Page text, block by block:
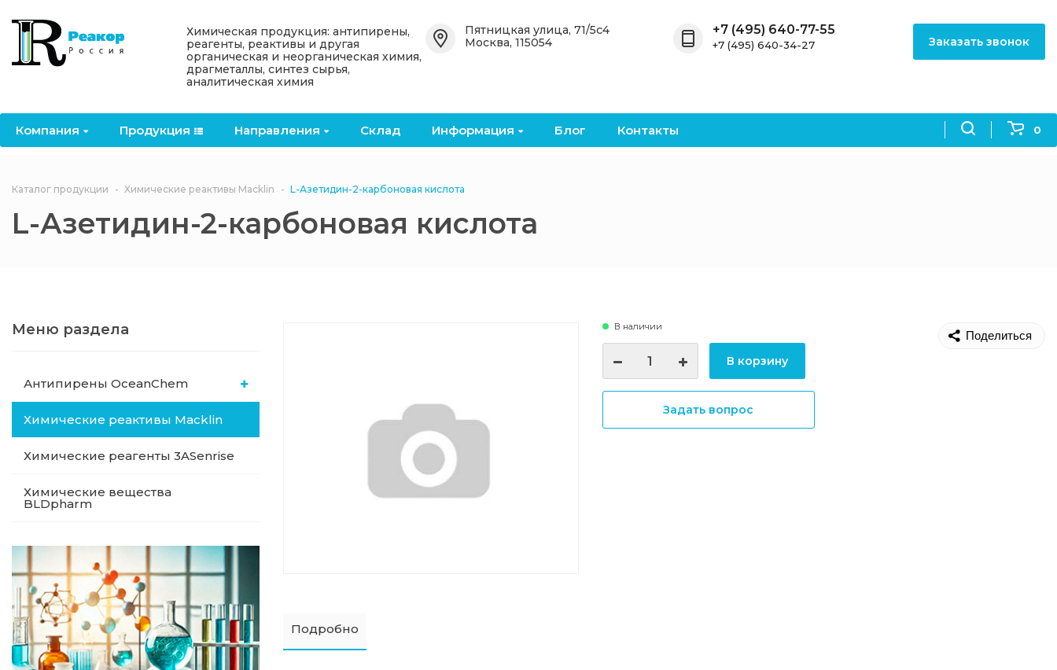
Компания Продукция Направления Склад Информация Блог Контакты
Назад
Компания
Лицензии
Документы
Филиалы
Назад
Продукция
OceanСhem
Антипирены OceanСhem
антипирены
органические антипирены
органические антипирены
Бромированные кислоты и
ангидриды
Фосфоросодержащие
3ASenrise
Назад
Направления
Отвердители
Назад
Информация
Акции
Политика
конфиденциальности
0
Химическая продукция: антипирены,
реагенты, реактивы и другая
органическая и неорганическая химия,
драгметаллы, синтез сырья,
аналитическая химия
Пятницкая улица, 71/5с4
Москва, 115054
+7 (495) 640-77-55
+7 (495) 640-34-27 Заказать звонок
Каталог продукции Химические реактивы Macklin L-Азетидин-2-карбоновая кислота
L-Азетидин-2-карбоновая кислота
Меню раздела
Антипирены OceanСhem
Химические реактивы Macklin
Химические реагенты 3ASenrise
Химические вещества
BLDpharm
Поделиться
В наличии
В корзину
Задать вопрос
Подробно